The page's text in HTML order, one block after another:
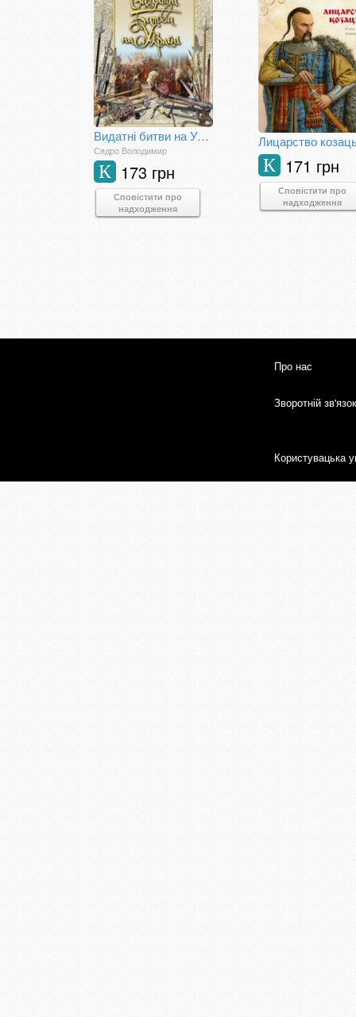
Видатні битви на Україні
Сядро Володимир
173 грн
К
Сповістити про
надходження
Лицарство
171 грн
К
Сповістити про
надходження
Про нас
Зворотній зв'язок
Користувацька